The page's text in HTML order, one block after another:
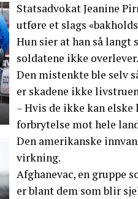
Statsadvokat Jeanine
utføre et slags
Hun sier at han så
soldatene ikke overlever.
Den mistenkte ble selv
er skadene ikke
– Hvis de ikke kan
forbrytelse mot hele
Den amerikanske
virkning.
Afghanevac, en gruppe
er blant dem som blir